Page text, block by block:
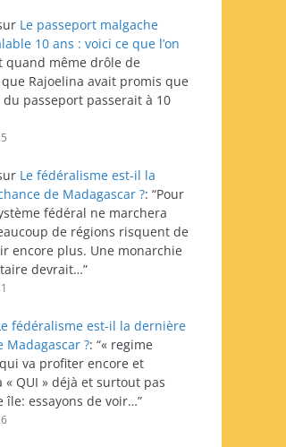
Le passeport malgache
10 ans : voici ce que l’on
quand même drôle de
Rajoelina avait promis que
passeport passerait à 10
Le fédéralisme est-il la
de Madagascar ?: “Pour
fédéral ne marchera
de régions risquent de
encore plus. Une monarchie
devrait…”
fédéralisme est-il la dernière
Madagascar ?: “« regime
va profiter encore et
« QUI » déjà et surtout pas
île: essayons de voir…”